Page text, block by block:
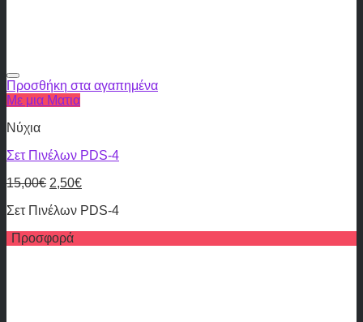
Προσθήκη στα αγαπημένα
Με μια Ματια
Νύχια
Σετ Πινέλων PDS-4
15,00€ 2,50€
Σετ Πινέλων PDS-4
Προσφορά